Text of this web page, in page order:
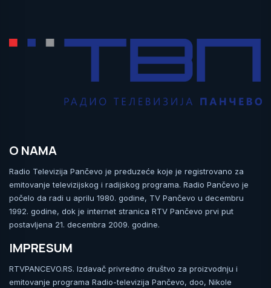
O NAMA
Radio Televizija Pančevo je preduzeće koje je registrovano za
emitovanje televizijskog i radijskog programa. Radio Pančevo je
počelo da radi u aprilu 1980. godine, TV Pančevo u decembru
1992. godine, dok je internet stranica RTV Pančevo prvi put
postavljena 21. decembra 2009. godine.
IMPRESUM
RTVPANCEVO.RS. Izdavač privredno društvo za proizvodnju i
emitovanje programa Radio-televizija Pančevo, doo, Nikole